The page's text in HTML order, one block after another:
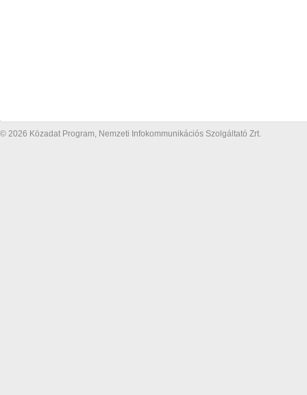
© 2026 Közadat Program, Nemzeti Infokommunikációs Szolgáltató Zrt.